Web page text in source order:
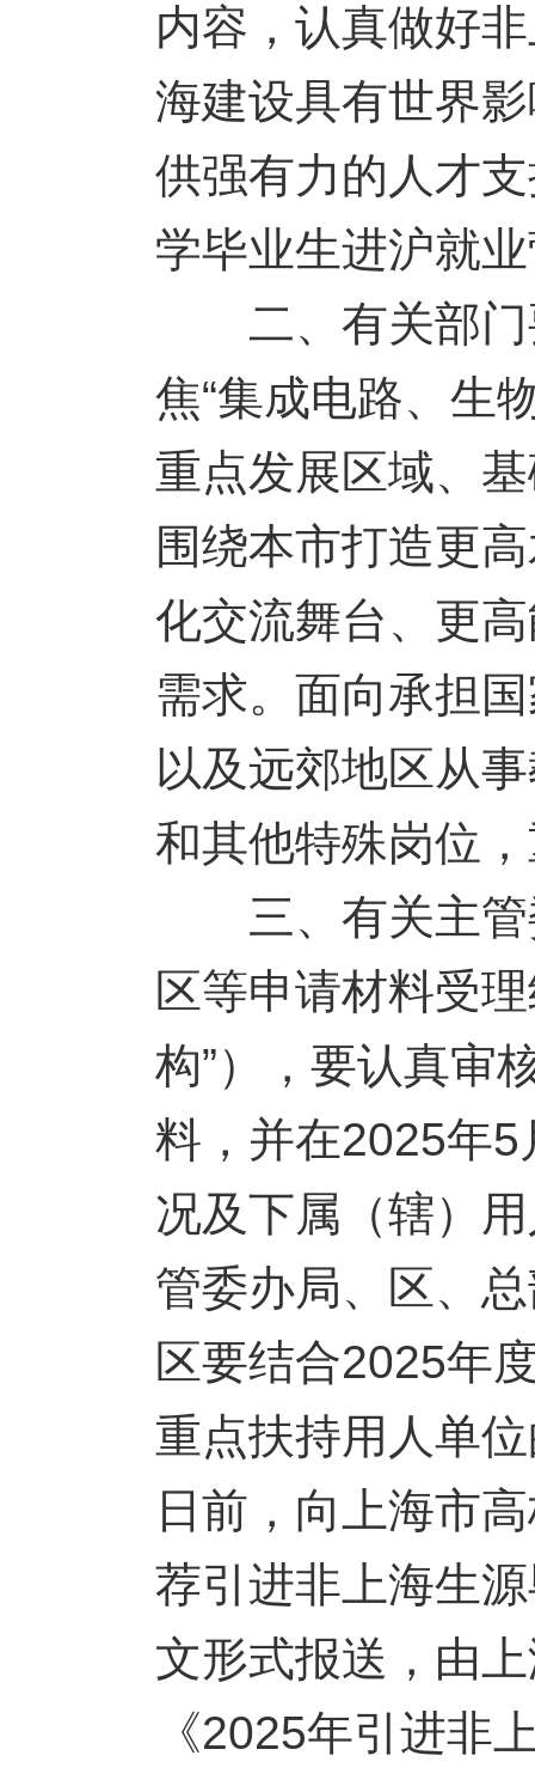
内容，认真做好
海建设具有世界
供强有力的人才
学毕业生进沪就
二、有关部门
焦“集成电路、生
重点发展区域、
围绕本市打造更
化交流舞台、更
需求。面向承担
以及远郊地区从
和其他特殊岗位
三、有关主管
区等申请材料受
构”），要认真审
料，并在2025年
况及下属（辖）
管委办局、区、
区要结合2025年
重点扶持用人单
日前，向上海市
荐引进非上海生
文形式报送，由
《2025年引进非